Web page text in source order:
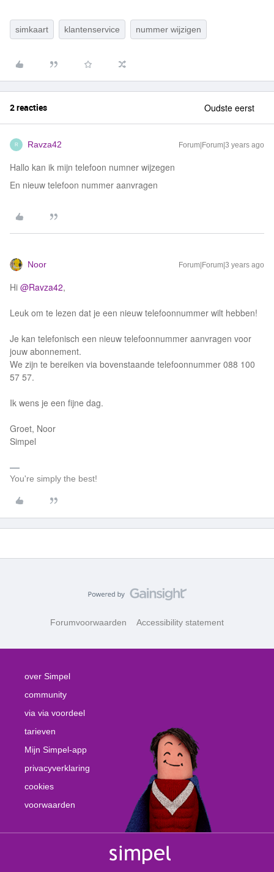
simkaart klantenservice nummer wijzigen
2 reacties Oudste eerst
R Ravza42 Forum|Forum|3 years ago
Hallo kan ik mijn telefoon numner wijzegen
En nieuw telefoon nummer aanvragen
Noor Forum|Forum|3 years ago
Hi @Ravza42,
Leuk om te lezen dat je een nieuw telefoonnummer wilt hebben!
Je kan telefonisch een nieuw telefoonnummer aanvragen voor
jouw abonnement.
We zijn te bereiken via bovenstaande telefoonnummer 088 100
57 57.
Ik wens je een fijne dag.
Groet, Noor
Simpel
You're simply the best!
Forumvoorwaarden Accessibility statement
over Simpel
community
via via voordeel
tarieven
Mijn Simpel-app
privacyverklaring
cookies
voorwaarden